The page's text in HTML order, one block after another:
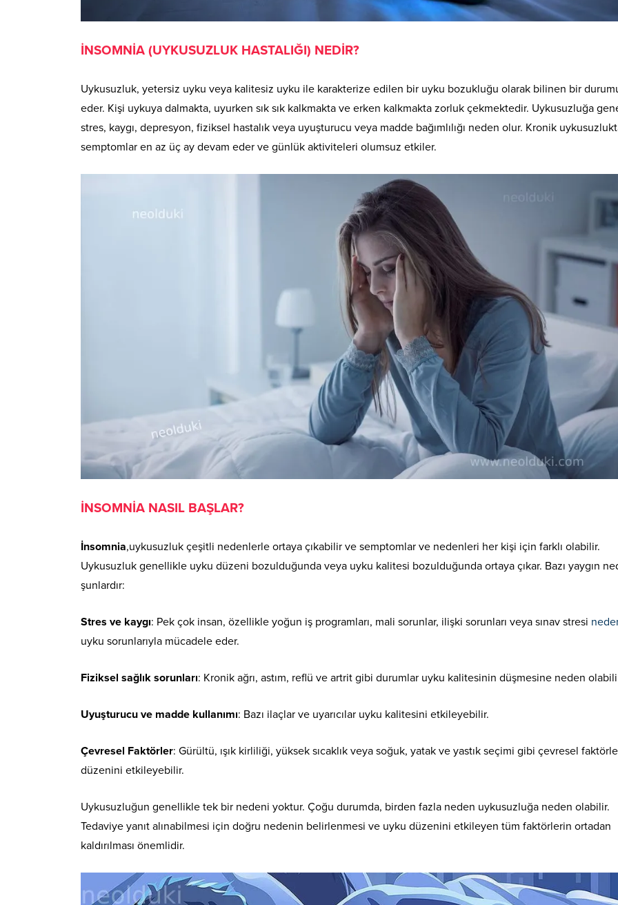
İNSOMNİA (UYKUSUZLUK HASTALIĞI) NEDİR?
Uykusuzluk, yetersiz uyku veya kalitesiz uyku ile karakterize edilen bir uyku bozukluğu olarak bilinen bir
eder. Kişi uykuya dalmakta, uyurken sık sık kalkmakta ve erken kalkmakta zorluk çekmektedir. Uykusuzluğa
stres, kaygı, depresyon, fiziksel hastalık veya uyuşturucu veya madde bağımlılığı neden olur. Kronik
semptomlar en az üç ay devam eder ve günlük aktiviteleri olumsuz etkiler.
İNSOMNİA NASIL BAŞLAR?
İnsomnia,uykusuzluk çeşitli nedenlerle ortaya çıkabilir ve semptomlar ve nedenleri her kişi için farklı olabilir.
Uykusuzluk genellikle uyku düzeni bozulduğunda veya uyku kalitesi bozulduğunda ortaya çıkar. Bazı yaygın
şunlardır:
Stres ve kaygı: Pek çok insan, özellikle yoğun iş programları, mali sorunlar, ilişki sorunları veya sınav stresi
uyku sorunlarıyla mücadele eder.
Fiziksel sağlık sorunları: Kronik ağrı, astım, reflü ve artrit gibi durumlar uyku kalitesinin düşmesine neden
Uyuşturucu ve madde kullanımı: Bazı ilaçlar ve uyarıcılar uyku kalitesini etkileyebilir.
Çevresel Faktörler: Gürültü, ışık kirliliği, yüksek sıcaklık veya soğuk, yatak ve yastık seçimi gibi çevresel
düzenini etkileyebilir.
Uykusuzluğun genellikle tek bir nedeni yoktur. Çoğu durumda, birden fazla neden uykusuzluğa neden olabilir.
Tedaviye yanıt alınabilmesi için doğru nedenin belirlenmesi ve uyku düzenini etkileyen tüm faktörlerin ortadan
kaldırılması önemlidir.